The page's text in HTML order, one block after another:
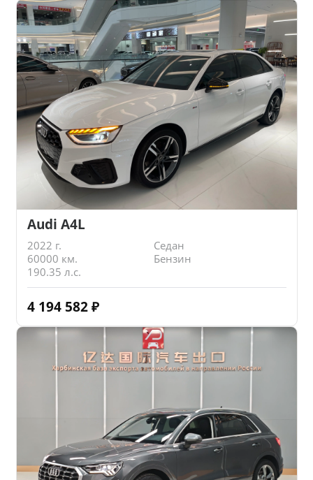
Audi A4L
2022 г.
Седан
60000 км.
Бензин
190.35 л.с.
4 194 582 ₽